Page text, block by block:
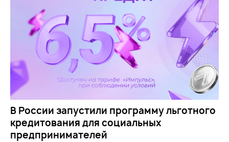
В России запустили программу льготного
кредитования для социальных
предпринимателей